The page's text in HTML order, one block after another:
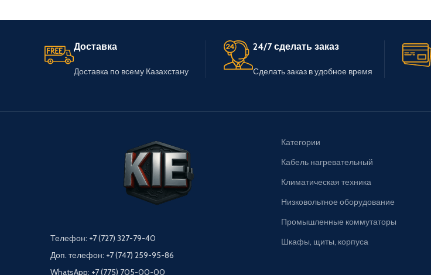
Доставка
Доставка по всему Казахстану
24/7 сделать заказ
Сделать заказ в удобное время
Телефон: +7 (727) 327-79-40
Доп. телефон: +7 (747) 259-95-86
WhatsApp: +7 (775) 705-00-00
Категории
Кабель нагревательный
Климатическая техника
Низковольтное оборудование
Промышленные коммутаторы
Шкафы, щиты, корпуса